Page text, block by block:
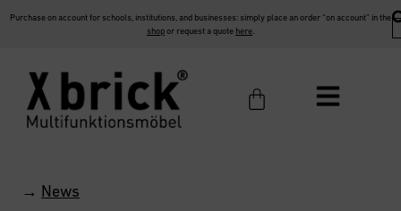
Purchase on account for schools, institutions, and businesses: simply place an order “on account” in the
shopor request a quote here
→ News